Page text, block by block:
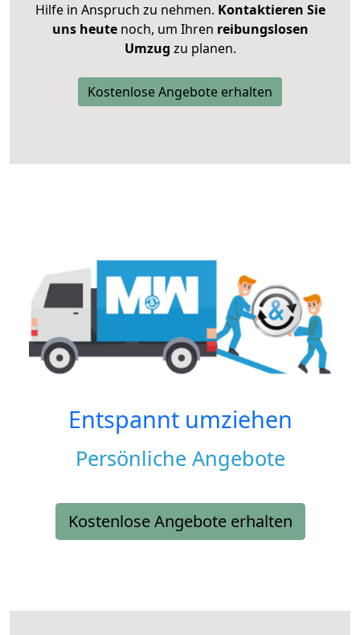
Hilfe in Anspruch zu nehmen. Kontaktieren Sie
uns heutenoch, um Ihren reibungslosen
Umzug zu planen.
Kostenlose Angebote erhalten
Entspannt umziehen
Persönliche Angebote
Kostenlose Angebote erhalten